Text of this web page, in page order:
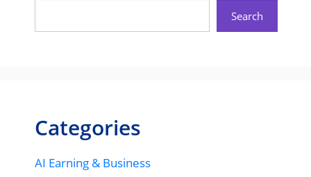
Search
Categories
AI Earning & Business